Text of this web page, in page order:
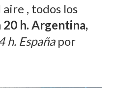
, todos los
20 h. Argentina,
h. Españapor